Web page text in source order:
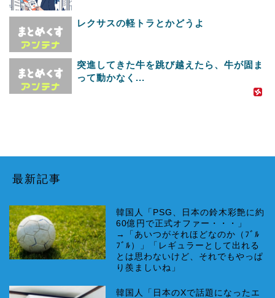
レクサスの軽トラとかどうよ
突進してきた牛を跳び越えたら、牛が固ま
って動かなく...
最新記事
韓国人「PSG、日本の鈴木彩艶に約
60億円で正式オファー・・・」
→「あいつがそれほどなのか（ﾌﾞﾙ
ﾌﾞﾙ）」「レギュラーとして出れる
とは思わないけど、それでもやっぱ
り羨ましいね」
韓国人「日本のXで話題になったエ